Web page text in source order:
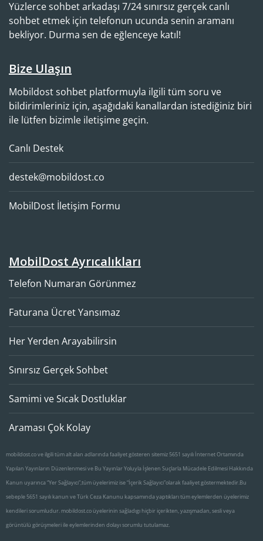
Yüzlerce sohbet arkadaşı 7/24 sınırsız gerçek canlı
sohbet etmek için telefonun ucunda senin aramanı
bekliyor. Durma sen de eğlenceye katıl!
Bize Ulaşın
Mobildost sohbet platformuyla ilgili tüm soru ve
bildirimleriniz için, aşağıdaki kanallardan istediğiniz biri
ile lütfen bizimle iletişime geçin.
Canlı Destek
destek@mobildost.co
MobilDost İletişim Formu
MobilDost Ayrıcalıkları
Telefon Numaran Görünmez
Faturana Ücret Yansımaz
Her Yerden Arayabilirsin
Sınırsız Gerçek Sohbet
Samimi ve Sıcak Dostluklar
Araması Çok Kolay
mobildost.co ve ilgili tüm alt alan adlarında faaliyet gösteren sitemiz 5651 sayılı İnternet Ortamında
Yapılan Yayınların Düzenlenmesi ve Bu Yayınlar Yoluyla İşlenen Suçlarla Mücadele Edilmesi Hakkında
Kanun uyarınca “Yer Sağlayıcı”,tüm üyelerimiz ise “İçerik Sağlayıcı”olarak faaliyet göstermektedir.Bu
sebeple 5651 sayılı kanun ve Türk Ceza Kanunu kapsamında yaptıkları tüm eylemlerden üyelerimiz
kendileri sorumludur. mobildost.co üyelerinin sağladıgı hiçbir içerikten, yazışmadan, sesli veya
görüntülü görüşmeleri ile eylemlerinden dolayı sorumlu tutulamaz.